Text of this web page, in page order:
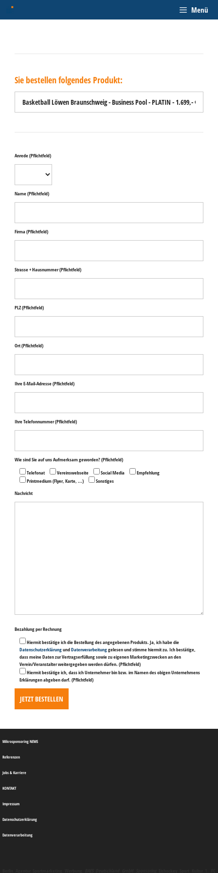
Menü
Sie bestellen folgendes Produkt:
Anrede(Pflichtfeld)
Name(Pflichtfeld)
Firma(Pflichtfeld)
Strasse + Hausnummer(Pflichtfeld)
PLZ(Pflichtfeld)
Ort(Pflichtfeld)
Ihre E-Mail-Adresse(Pflichtfeld)
Ihre Telefonnummer(Pflichtfeld)
Wie sind Sie auf uns Aufmerksam geworden?(Pflichtfeld)
Telefonat
Vereinswebseite Social Media
Empfehlung
Printmedium (Flyer, Karte, ...)
Sonstiges
Nachricht
lasse
dieses
Feld
leer.
Bezahlung per Rechnung
Hiermit bestätige ich die Bestellung des angegebenen Produkts. Ja, ich habe die
DatenschutzerklärungundDatenverarbeitunggelesen und stimme hiermit zu. Ich bestätige,
dass meine Daten zur Vertragserfüllung sowie zu eigenen Marketingzwecken an den
Verein/Veranstalter weitergegeben werden dürfen. (Pflichtfeld)
Hiermit bestätige ich, dass ich Unternehmer bin bzw. im Namen des obigen Unternehmens
Erklärungen abgeben darf. (Pflichtfeld)
Mikrosponsoring NEWS
Referenzen
Jobs & Karriere
KONTAKT
Impressum
Datenschutzerklärung
Datenverarbeitung